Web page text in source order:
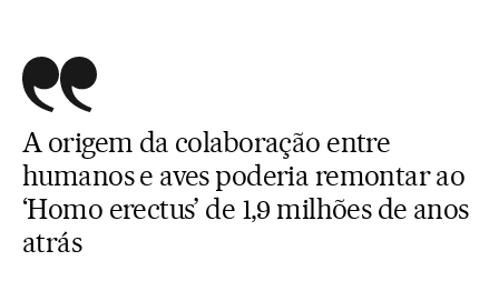
A origem da colaboração entre
humanos e aves poderia remontar ao
‘Homo erectus’ de 1,9 milhões de anos
atrás